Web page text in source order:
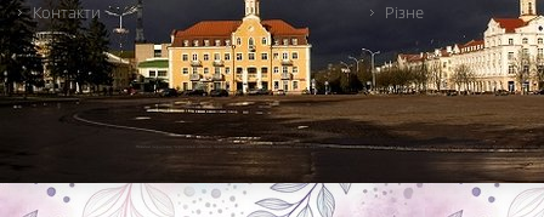
Контакти
Різне
Новини Чернігова, Чернігівські новини, Чернігівський формат, новини Чернігова, події в Чернігові: політика, економіка, аналітика, культура, відеоновини, екологія, спортивний Чернігів, туризм, Чернігів